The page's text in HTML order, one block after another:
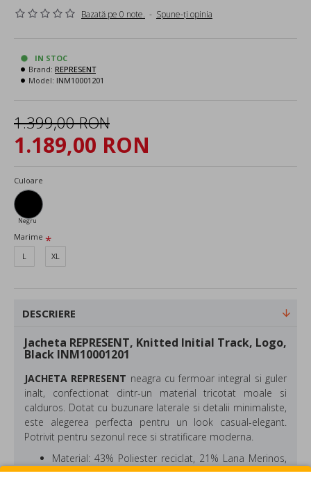
Bazată pe 0 note. - Spune-ţi opinia
1.189,00 RON
1.399,00 RON
IN STOC
Brand: REPRESENT
Model: INM10001201
Culoare
Negru
Marime
L
XL
DESCRIERE
Jacheta REPRESENT, Knitted Initial Track, Logo,
Black INM10001201
JACHETA REPRESENT neagra cu fermoar integral si guler
inalt, confectionat dintr-un material tricotat moale si
calduros. Dotat cu buzunare laterale si detalii minimaliste,
este alegerea perfecta pentru un look casual-elegant.
Potrivit pentru sezonul rece si stratificare moderna.
Material: 43% Poliester reciclat, 21% Lana Merinos,
18% Acril, 17% Poliamida, 1% Elastan